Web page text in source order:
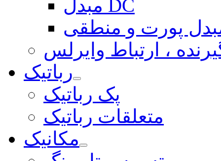
مبدل DC
پورت و منطقی
، ارتباط وایرلس
رباتیک
پک رباتیک
متعلقات رباتیک
مکانیک